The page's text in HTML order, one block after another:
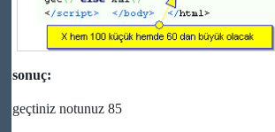
sonuç:
geçtiniz notunuz 85